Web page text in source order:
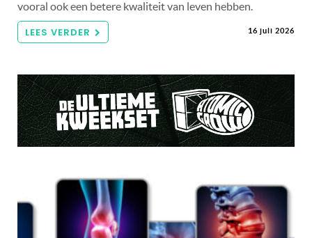
vooral ook een betere kwaliteit van leven hebben.
LEES VERDER 16 juli 2026